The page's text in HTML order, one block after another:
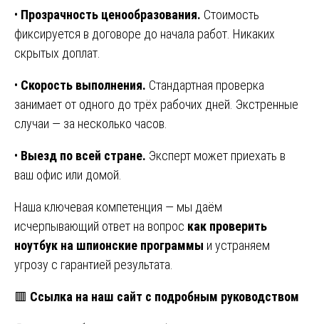
• Прозрачность ценообразования. Стоимость
фиксируется в договоре до начала работ. Никаких
скрытых доплат.
• Скорость выполнения. Стандартная проверка
занимает от одного до трёх рабочих дней. Экстренные
случаи — за несколько часов.
• Выезд по всей стране. Эксперт может приехать в
ваш офис или домой.
Наша ключевая компетенция — мы даём
исчерпывающий ответ на вопрос как проверить
ноутбук на шпионские программы и устраняем
угрозу с гарантией результата.
🟥 Ссылка на наш сайт с подробным руководством